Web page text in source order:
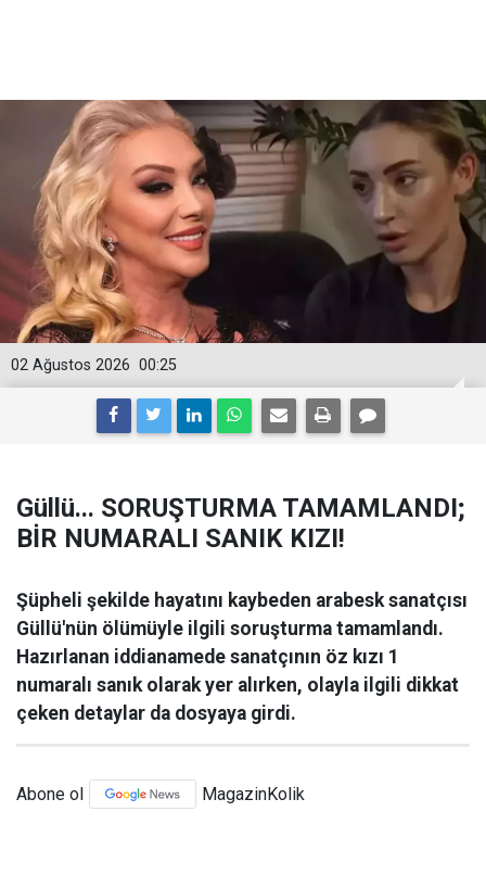
00:25
02 Ağustos 2026
Güllü... SORUŞTURMA TAMAMLANDI;
BİR NUMARALI SANIK KIZI!
Şüpheli şekilde hayatını kaybeden arabesk sanatçısı
Güllü'nün ölümüyle ilgili soruşturma tamamlandı.
Hazırlanan iddianamede sanatçının öz kızı 1
numaralı sanık olarak yer alırken, olayla ilgili dikkat
çeken detaylar da dosyaya girdi.
Abone ol MagazinKolik